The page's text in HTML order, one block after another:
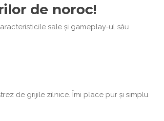
de noroc!
sale și gameplay-ul său
de grijile zilnice. Îmi place pur și simplu